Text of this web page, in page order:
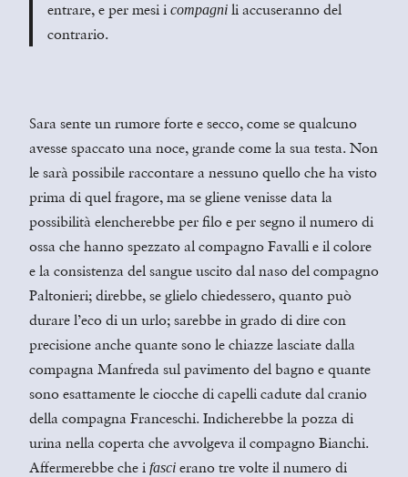
entrare, e per mesi i compagni li accuseranno del
contrario.
Sara sente un rumore forte e secco, come se qualcuno
avesse spaccato una noce, grande come la sua testa. Non
le sarà possibile raccontare a nessuno quello che ha visto
prima di quel fragore, ma se gliene venisse data la
possibilità elencherebbe per filo e per segno il numero di
ossa che hanno spezzato al compagno Favalli e il colore
e la consistenza del sangue uscito dal naso del compagno
Paltonieri; direbbe, se glielo chiedessero, quanto può
durare l’eco di un urlo; sarebbe in grado di dire con
precisione anche quante sono le chiazze lasciate dalla
compagna Manfreda sul pavimento del bagno e quante
sono esattamente le ciocche di capelli cadute dal cranio
della compagna Franceschi. Indicherebbe la pozza di
urina nella coperta che avvolgeva il compagno Bianchi.
Affermerebbe che i fasci erano tre volte il numero di